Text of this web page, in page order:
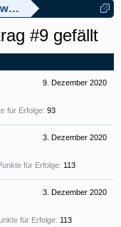
#9 gefällt
9. Dezember 2020
für Erfolge: 93
3. Dezember 2020
für Erfolge: 113
3. Dezember 2020
für Erfolge: 113